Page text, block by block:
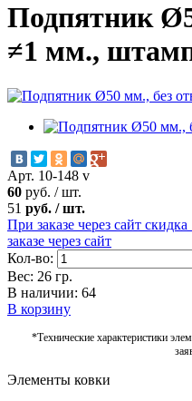
Подпятник
≠1 мм.,
Арт. 10-148 v
60 руб. /шт.
51 руб. /шт.
При заказе через сайт скидка
заказе через сайт
Кол-во:
Вес: 26 гр.
В наличии: 64
В корзину
*Технические характеристики
Элементы ковки